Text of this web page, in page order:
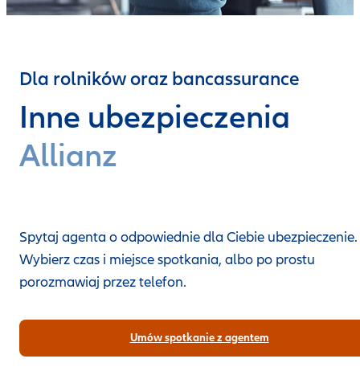
Dla rolników oraz bancassurance
Inne ubezpieczenia
Allianz
Spytaj agenta o odpowiednie dla Ciebie ubezpieczenie.
Wybierz czas i miejsce spotkania, albo po prostu
porozmawiaj przez telefon.
Umów spotkanie z agentem